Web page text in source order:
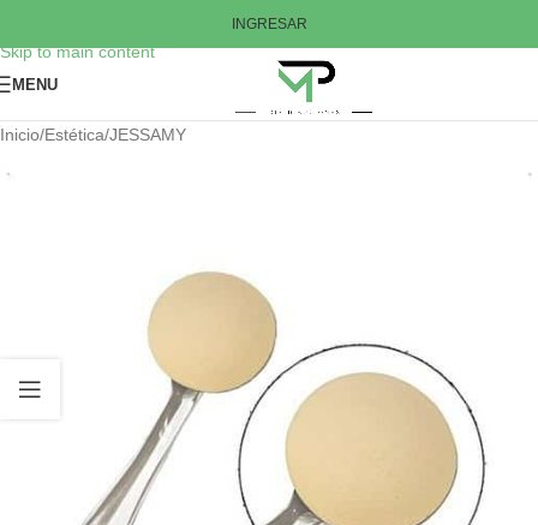
Skip to main content
INGRESAR
MENU
Inicio/Estética/JESSAMY